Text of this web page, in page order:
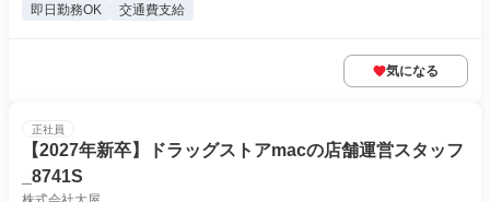
即日勤務OK 交通費支給
気になる
正社員
【2027年新卒】ドラッグストアmacの店舗運営スタッフ
_8741S